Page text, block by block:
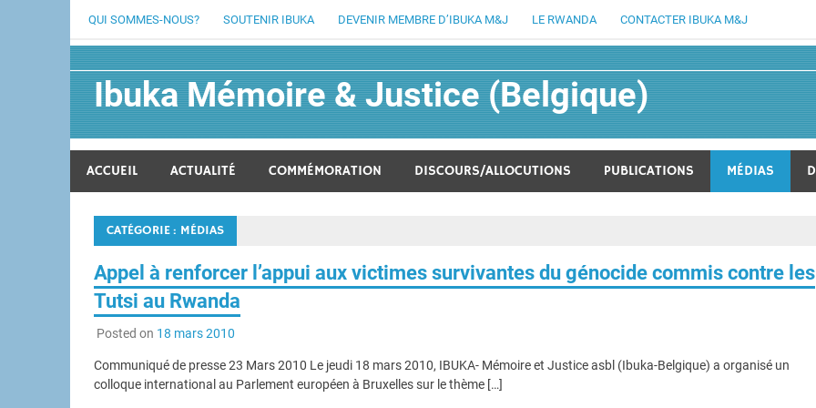
content
QUI SOMMES-NOUS? SOUTENIR IBUKA DEVENIR MEMBRE D’IBUKA M&J LE RWANDA CONTACTER IBUKA M&J
Ibuka Mémoire & Justice (Belgique)
IBUKA-Mémoire et Justice est une association sans but lucratif fondée en août 1994
ACCUEIL ACTUALITÉ COMMÉMORATION DISCOURS/ALLOCUTIONS PUBLICATIONS MÉDIAS
CATÉGORIE : MÉDIAS
Appel à renforcer l’appui aux victimes survivantes du génocide commis contre les
Tutsi au Rwanda
Posted on 18 mars 2010
Communiqué de presse 23 Mars 2010 Le jeudi 18 mars 2010, IBUKA- Mémoire et Justice asbl (Ibuka-Belgique) a organisé un
colloque international au Parlement européen à Bruxelles sur le thème […]